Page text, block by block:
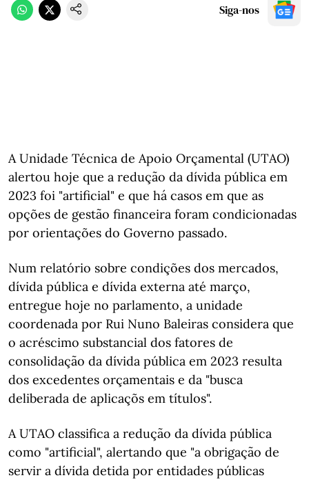
Siga-nos
A Unidade Técnica de Apoio Orçamental (UTAO)
alertou hoje que a redução da dívida pública em
2023 foi "artificial" e que há casos em que as
opções de gestão financeira foram condicionadas
por orientações do Governo passado.
Num relatório sobre condições dos mercados,
dívida pública e dívida externa até março,
entregue hoje no parlamento, a unidade
coordenada por Rui Nuno Baleiras considera que
o acréscimo substancial dos fatores de
consolidação da dívida pública em 2023 resulta
dos excedentes orçamentais e da "busca
deliberada de aplicaçõs em títulos".
A UTAO classifica a redução da dívida pública
como "artificial", alertando que "a obrigação de
servir a dívida detida por entidades públicas